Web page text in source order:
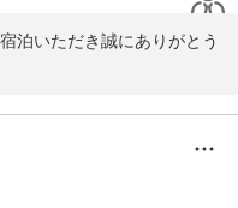
ありがとうございました。
ただければと存じます。
が一層増してまいりまし
泊いただき誠にありがとう
摘につきましては、経年に
もスタッフ一同、より快適
てまいります。